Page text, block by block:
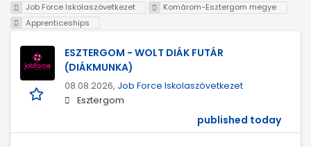
Job Force Iskolaszövetkezet
Komárom-Esztergom megye
Apprenticeships
ESZTERGOM - WOLT DIÁK FUTÁR
(DIÁKMUNKA)
08.08.2026, Job Force Iskolaszövetkezet
Esztergom
published today